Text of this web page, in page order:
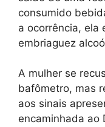
consumido
a ocorrência, ela
embriaguez
A mulher se
bafômetro, mas
aos sinais
encaminhada ao